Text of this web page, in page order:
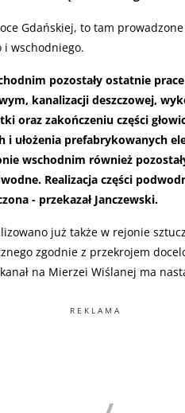
Gdańskiej, to tam
wschodniego.
pozostały ostatnie
kanalizacji deszczowej,
oraz zakończeniu części
i ułożenia prefabrykowanych
wschodnim również
Realizacja części
- przekazał Janczewski.
już także w rejonie
zgodnie z przekrojem
na Mierzei Wiślanej ma
REKLAMA